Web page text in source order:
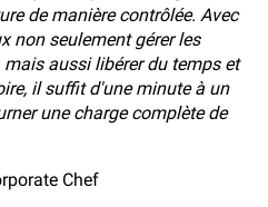
de manière contrôlée. Avec
non seulement gérer les
aussi libérer du temps et
il suffit d'une minute à un
une charge complète de
Chef